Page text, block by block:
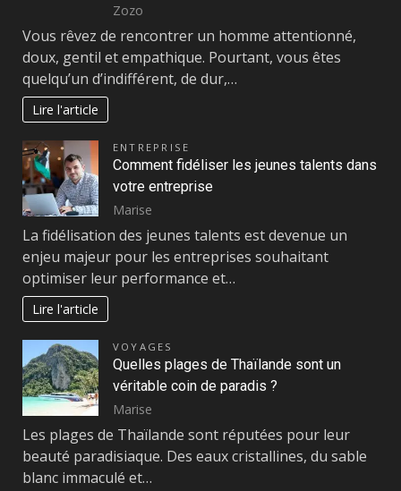
Zozo
Vous rêvez de rencontrer un homme attentionné,
doux, gentil et empathique. Pourtant, vous êtes
quelqu’un d’indifférent, de dur,…
Lire l'article
ENTREPRISE
Comment fidéliser les jeunes talents dans
votre entreprise
Marise
La fidélisation des jeunes talents est devenue un
enjeu majeur pour les entreprises souhaitant
optimiser leur performance et…
Lire l'article
VOYAGES
Quelles plages de Thaïlande sont un
véritable coin de paradis ?
Marise
Les plages de Thaïlande sont réputées pour leur
beauté paradisiaque. Des eaux cristallines, du sable
blanc immaculé et…